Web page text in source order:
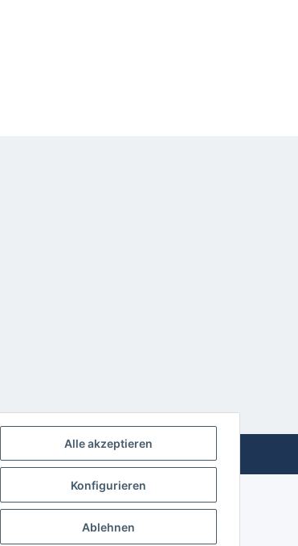
Alle akzeptieren
Konfigurieren
Ablehnen